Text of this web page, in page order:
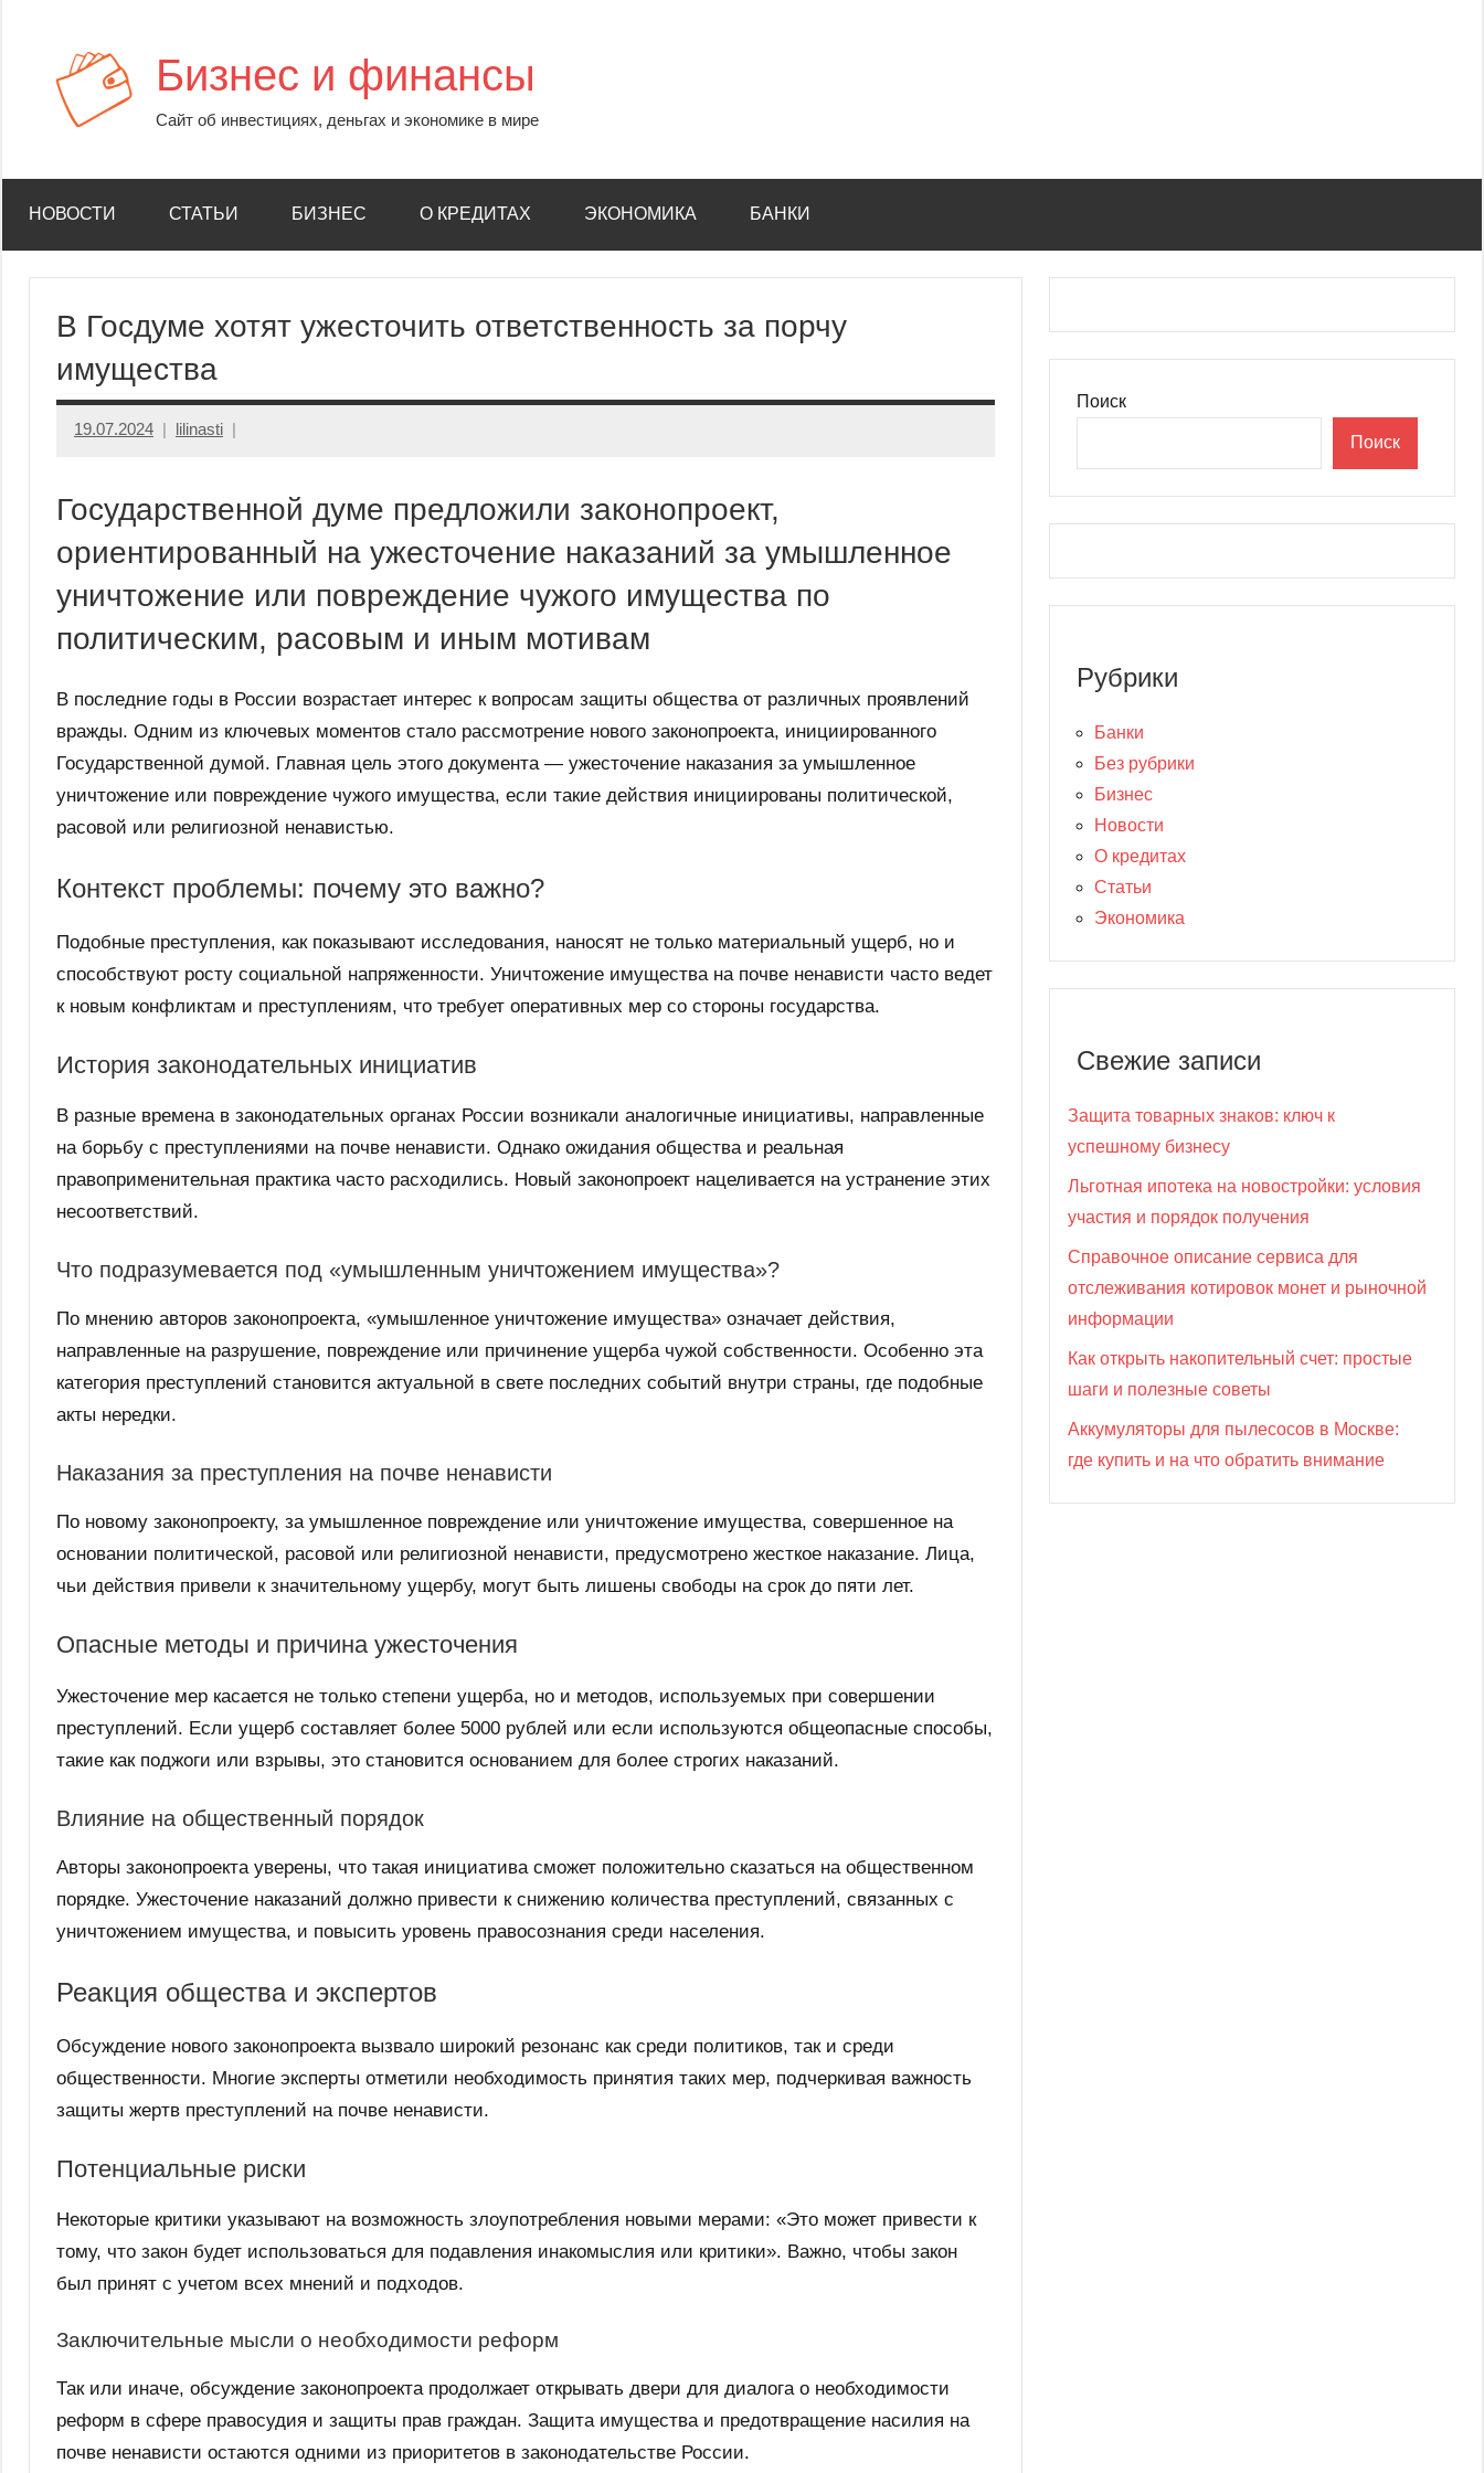
содержимому
Бизнес и финансы
Сайт об инвестициях, деньгах и экономике в мире
НОВОСТИ СТАТЬИ БИЗНЕС О КРЕДИТАХ ЭКОНОМИКА БАНКИ
В Госдуме хотят ужесточить ответственность за порчу
имущества
19.07.2024 lilinasti
Государственной думе предложили законопроект,
ориентированный на ужесточение наказаний за умышленное
уничтожение или повреждение чужого имущества по
политическим, расовым и иным мотивам
В последние годы в России возрастает интерес к вопросам защиты общества от различных проявлений
вражды. Одним из ключевых моментов стало рассмотрение нового законопроекта, инициированного
Государственной думой. Главная цель этого документа — ужесточение наказания за умышленное
уничтожение или повреждение чужого имущества, если такие действия инициированы политической,
расовой или религиозной ненавистью.
Контекст проблемы: почему это важно?
Подобные преступления, как показывают исследования, наносят не только материальный ущерб, но и
способствуют росту социальной напряженности. Уничтожение имущества на почве ненависти часто ведет
к новым конфликтам и преступлениям, что требует оперативных мер со стороны государства.
История законодательных инициатив
В разные времена в законодательных органах России возникали аналогичные инициативы, направленные
на борьбу с преступлениями на почве ненависти. Однако ожидания общества и реальная
правоприменительная практика часто расходились. Новый законопроект нацеливается на устранение этих
несоответствий.
Что подразумевается под «умышленным уничтожением имущества»?
По мнению авторов законопроекта, «умышленное уничтожение имущества» означает действия,
направленные на разрушение, повреждение или причинение ущерба чужой собственности. Особенно эта
категория преступлений становится актуальной в свете последних событий внутри страны, где подобные
акты нередки.
Наказания за преступления на почве ненависти
По новому законопроекту, за умышленное повреждение или уничтожение имущества, совершенное на
основании политической, расовой или религиозной ненависти, предусмотрено жесткое наказание. Лица,
чьи действия привели к значительному ущербу, могут быть лишены свободы на срок до пяти лет.
Опасные методы и причина ужесточения
Ужесточение мер касается не только степени ущерба, но и методов, используемых при совершении
преступлений. Если ущерб составляет более 5000 рублей или если используются общеопасные способы,
такие как поджоги или взрывы, это становится основанием для более строгих наказаний.
Влияние на общественный порядок
Авторы законопроекта уверены, что такая инициатива сможет положительно сказаться на общественном
порядке. Ужесточение наказаний должно привести к снижению количества преступлений, связанных с
уничтожением имущества, и повысить уровень правосознания среди населения.
Реакция общества и экспертов
Обсуждение нового законопроекта вызвало широкий резонанс как среди политиков, так и среди
общественности. Многие эксперты отметили необходимость принятия таких мер, подчеркивая важность
защиты жертв преступлений на почве ненависти.
Потенциальные риски
Некоторые критики указывают на возможность злоупотребления новыми мерами: «Это может привести к
тому, что закон будет использоваться для подавления инакомыслия или критики». Важно, чтобы закон
был принят с учетом всех мнений и подходов.
Заключительные мысли о необходимости реформ
Так или иначе, обсуждение законопроекта продолжает открывать двери для диалога о необходимости
реформ в сфере правосудия и защиты прав граждан. Защита имущества и предотвращение насилия на
почве ненависти остаются одними из приоритетов в законодательстве России.
Поиск
Поиск
Рубрики
Банки
Без рубрики
Бизнес
Новости
О кредитах
Статьи
Экономика
Свежие записи
Защита товарных знаков: ключ к
успешному бизнесу
Льготная ипотека на новостройки: условия
участия и порядок получения
Справочное описание сервиса для
отслеживания котировок монет и рыночной
информации
Как открыть накопительный счет: простые
шаги и полезные советы
Аккумуляторы для пылесосов в Москве:
где купить и на что обратить внимание